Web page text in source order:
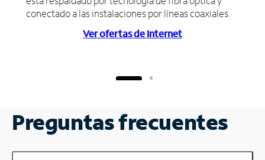
conectado a las instalaciones por líneas coaxiales.
Ver ofertas de Internet
Preguntas frecuentes